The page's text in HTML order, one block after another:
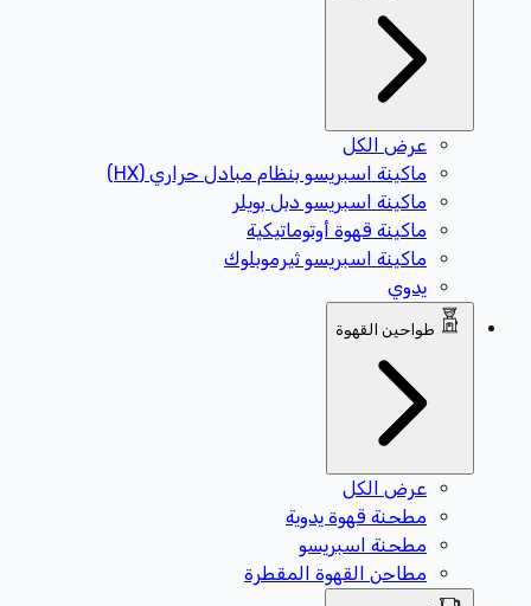
عرض الكل
ماكينة اسبريسو بنظام مبادل حراري (HX)
ماكينة اسبريسو دبل بويلر
ماكينة قهوة أوتوماتيكية
ماكينة اسبريسو ثيرموبلوك
يدوي
طواحين القهوة
عرض الكل
مطحنة قهوة يدوية
مطحنة اسبريسو
مطاحن القهوة المقطرة